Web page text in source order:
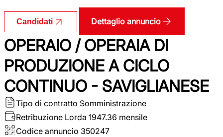
Candidati Dettaglio annuncio
OPERAIO / OPERAIA DI
PRODUZIONE A CICLO
CONTINUO - SAVIGLIANESE
Tipo di contratto Somministrazione
Retribuzione Lorda 1947.36 mensile
Codice annuncio 350247